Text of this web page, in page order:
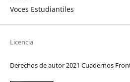
Voces Estudiantiles
Licencia
Derechos de autor 2021 Cuadernos